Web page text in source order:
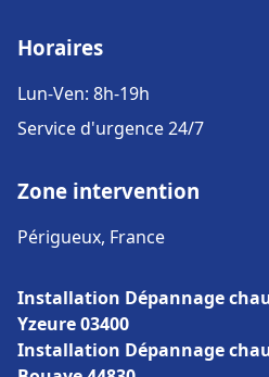
Horaires
Lun-Ven: 8h-19h
Service d'urgence 24/7
Zone intervention
Périgueux, France
Installation Dépannage
Yzeure 03400
Installation Dépannage